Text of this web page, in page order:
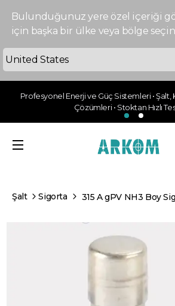
Bulunduğunuz yere özel içeriği
için başka bir ülke veya bölge
Profesyonel Enerji ve Güç Sistemleri • Şalt,
Çözümleri • Stoktan Hızlı
Şalt Sigorta 315 A gPV NH3 Boy